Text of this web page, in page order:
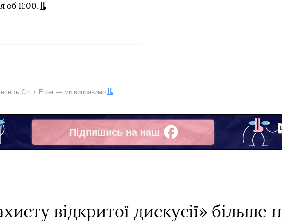
об 11:00.
Ctrl + Enter — ми виправимо
Підпишись на наш
Facebook
відкритої дискусії» більше